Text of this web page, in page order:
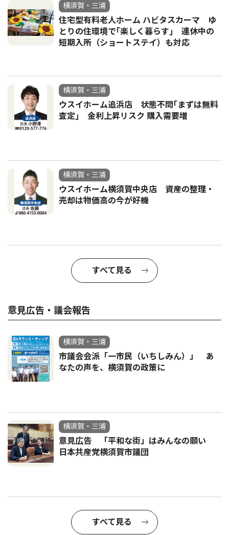
横須賀・三浦
住宅型有料老人ホーム ハビタスカーマ ゆ
とりの住環境で｢楽しく暮らす｣ 連休中の
短期入所（ショートステイ）も対応
横須賀・三浦
ウスイホーム追浜店 状態不問｢まずは無料
査定｣ 金利上昇リスク 購入需要増
横須賀・三浦
ウスイホーム横須賀中央店 資産の整理・
売却は物価高の今が好機
すべて見る
意見広告・議会報告
横須賀・三浦
市議会会派「一市民（いちしみん）」 あ
なたの声を、横須賀の政策に
横須賀・三浦
意見広告 「平和な街」はみんなの願い
日本共産党横須賀市議団
すべて見る